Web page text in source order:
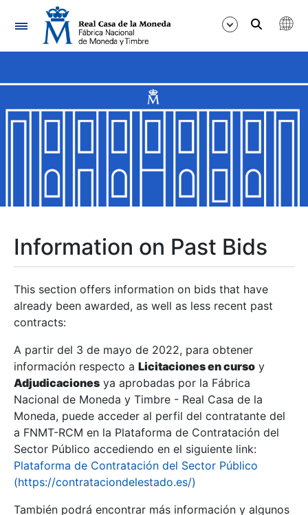
Navigation
Show/Hide
Show/Hide
Show/Hide
Show/Hide
Show/Hide
Information on Past Bids
This section offers information on bids that have
already been awarded, as well as less recent past
contracts:
A partir del 3 de mayo de 2022, para obtener
información respecto a Licitaciones en curso y
Adjudicaciones ya aprobadas por la Fábrica
Nacional de Moneda y Timbre - Real Casa de la
Moneda, puede acceder al perfil del contratante del
a FNMT-RCM en la Plataforma de Contratación del
Sector Público accediendo en el siguiente link:
Plataforma de Contratación del Sector Público
(https://contrataciondelestado.es/)
También podrá encontrar más información y algunos